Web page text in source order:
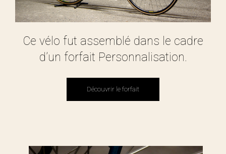
Ce vélo fut assemblé dans le cadre
d’un forfait Personnalisation.
Découvrir le forfait
Découvrir le forfait